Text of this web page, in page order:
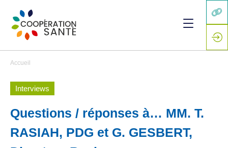
Accueil
Interviews
Questions / réponses à… MM. T.
RASIAH, PDG et G. GESBERT,